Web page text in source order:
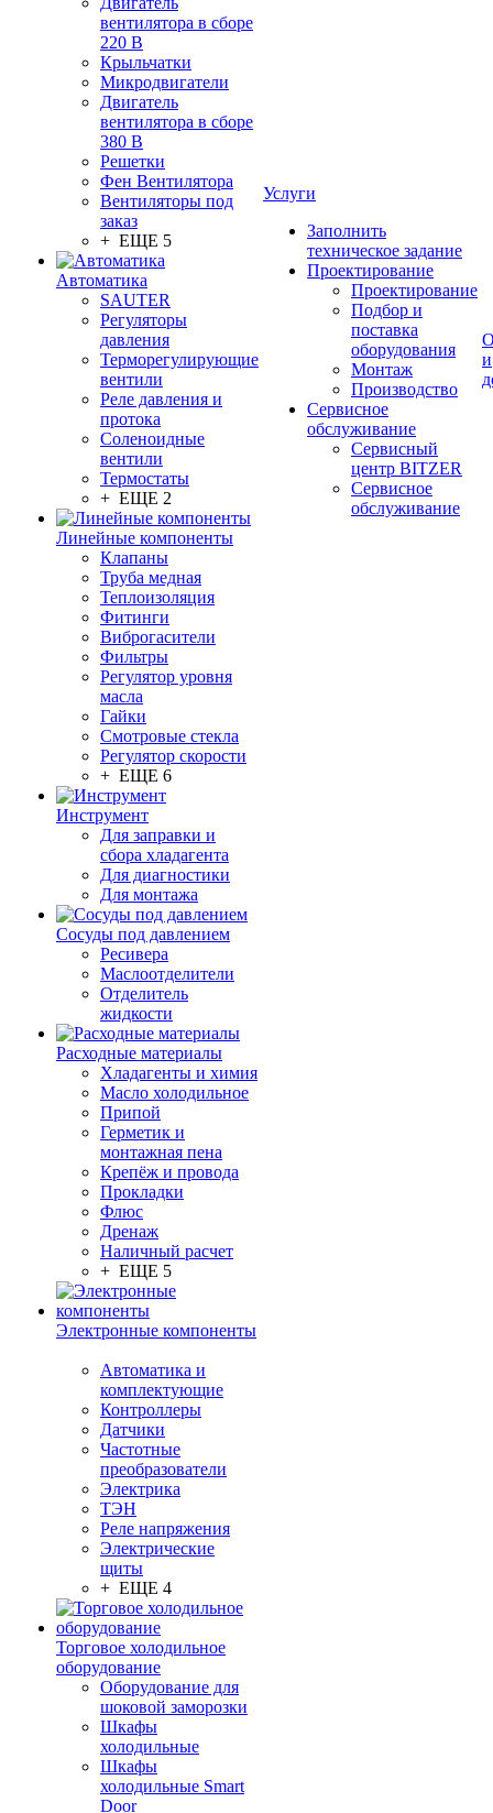
вентилятора в сборе
220 В
Крыльчатки
Микродвигатели
Двигатель
вентилятора в сборе
380 В
Решетки
Фен Вентилятора
Вентиляторы под
заказ
+ ЕЩЕ 5
Автоматика
SAUTER
Регуляторы
давления
Терморегулирующие
вентили
Реле давления и
протока
Соленоидные
вентили
Термостаты
+ ЕЩЕ 2
Линейные компоненты
Клапаны
Труба медная
Теплоизоляция
Фитинги
Виброгасители
Фильтры
Регулятор уровня
масла
Гайки
Смотровые стекла
Регулятор скорости
+ ЕЩЕ 6
Инструмент
Для заправки и
сбора хладагента
Для диагностики
Для монтажа
Сосуды под давлением
Ресивера
Маслоотделители
Отделитель
жидкости
Расходные материалы
Хладагенты и химия
Масло холодильное
Припой
Герметик и
монтажная пена
Крепёж и провода
Прокладки
Флюс
Дренаж
Наличный расчет
+ ЕЩЕ 5
Электронные компоненты
Автоматика и
комплектующие
Контроллеры
Датчики
Частотные
преобразователи
Электрика
ТЭН
Реле напряжения
Электрические
щиты
+ ЕЩЕ 4
Торговое холодильное
оборудование
Оборудование для
шоковой заморозки
Шкафы
холодильные
Шкафы
холодильные Smart
Door
Услуги
Заполнить
техническое задание
Проектирование
Проектирование
Подбор и
поставка
оборудования
Монтаж
Производство
Сервисное
обслуживание
Сервисный
центр BITZER
Сервисное
обслуживание
и